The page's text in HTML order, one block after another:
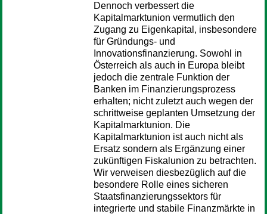
Dennoch verbessert die
Kapitalmarktunion vermutlich den
Zugang zu Eigenkapital, insbesondere
für Gründungs- und
Innovationsfinanzierung. Sowohl in
Österreich als auch in Europa bleibt
jedoch die zentrale Funktion der
Banken im Finanzierungsprozess
erhalten; nicht zuletzt auch wegen der
schrittweise geplanten Umsetzung der
Kapitalmarktunion. Die
Kapitalmarktunion ist auch nicht als
Ersatz sondern als Ergänzung einer
zukünftigen Fiskalunion zu betrachten.
Wir verweisen diesbezüglich auf die
besondere Rolle eines sicheren
Staatsfinanzierungssektors für
integrierte und stabile Finanzmärkte in